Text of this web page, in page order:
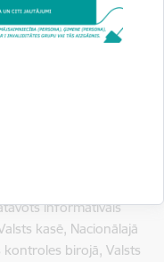
projekta “Publisko
informatīvais
kasē, Nacionālajā
kontroles birojā, Valsts